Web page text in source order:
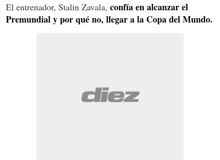
El entrenador, Stalin Zavala, confía en alcanzar el
Premundial y por qué no, llegar a la Copa del Mundo.